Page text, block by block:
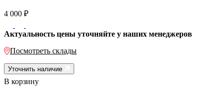
4 000 ₽
Актуальность цены уточняйте у наших менеджеров
Посмотреть склады
Уточнить наличие
В корзину